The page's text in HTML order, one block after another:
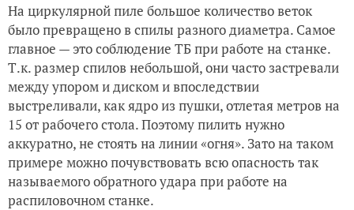
На циркулярной пиле большое количество веток
было превращено в спилы разного диаметра. Самое
главное — это соблюдение ТБ при работе на станке.
Т.к. размер спилов небольшой, они часто застревали
между упором и диском и впоследствии
выстреливали, как ядро из пушки, отлетая метров на
15 от рабочего стола. Поэтому пилить нужно
аккуратно, не стоять на линии«огня». Зато на таком
примере можно почувствовать всю опасность так
называемого обратного удара при работе на
распиловочном станке.